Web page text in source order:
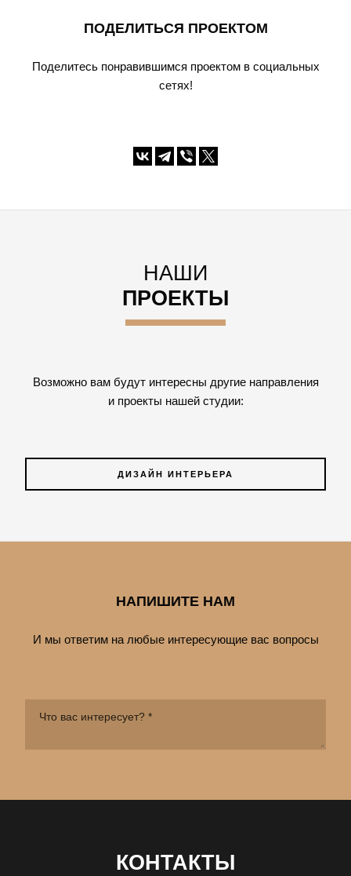
ПОДЕЛИТЬСЯ ПРОЕКТОМ
Поделитесь понравившимся проектом в социальных
сетях!
НАШИ
ПРОЕКТЫ
Возможно вам будут интересны другие направления
и проекты нашей студии:
ДИЗАЙН ИНТЕРЬЕРА
НАПИШИТЕ НАМ
И мы ответим на любые интересующие вас вопросы
КОНТАКТЫ